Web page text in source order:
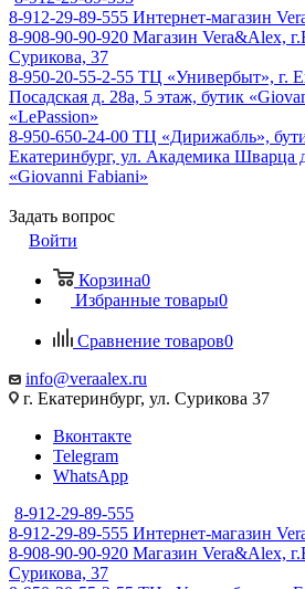
8-912-29-89-555 Интернет-магазин
8-908-90-90-920 Магазин Vera&Alex,
Сурикова, 37
8-950-20-55-2-55 ТЦ «Универбыт», г.
Посадская д. 28а, 5 этаж, бутик
«LePassion»
8-950-650-24-00 ТЦ «Дирижабль»,
Екатеринбург, ул. Академика Шварца
«Giovanni Fabiani»
Задать вопрос
Войти
Корзина0
Избранные товары0
Сравнение товаров0
info@veraalex.ru
г. Екатеринбург, ул. Сурикова 37
Вконтакте
Telegram
WhatsApp
8-912-29-89-555
8-912-29-89-555 Интернет-магазин
8-908-90-90-920 Магазин Vera&Alex,
Сурикова, 37